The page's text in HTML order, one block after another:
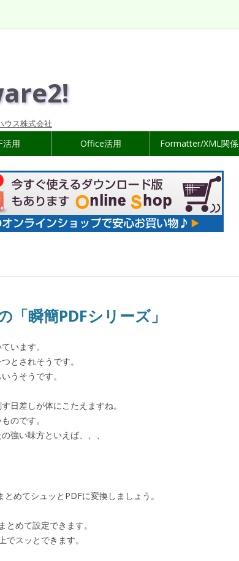
ウス株式会社
活用 Office活用 Formatter/XML関係
瞬簡PDFシリーズ」
います。
とされそうです。
うそうです。
日差しが体にこたえますね。
のです。
強い味方といえば、、、
めてシュッとPDFに変換しましょう。
めて設定できます。
スッとできます。